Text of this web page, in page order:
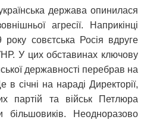
держава опинилася
агресії. Наприкінці
совєтська Росія вдруге
У цих обставинах ключову
державності перебрав на
січні на нараді Директорії,
партій та військ Петлюра
більшовиків. Неодноразово